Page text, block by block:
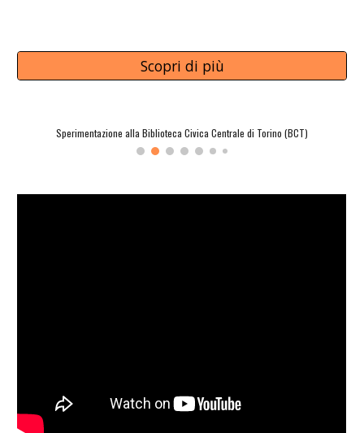
Scopri di più
Sperimentazione alla Biblioteca Civica Centrale di Torino (BCT)